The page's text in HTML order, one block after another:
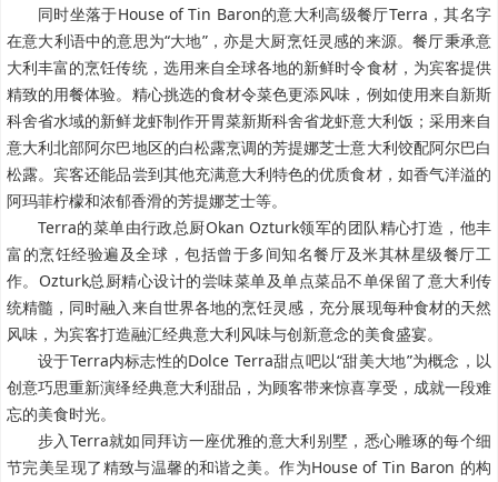
同时坐落于House of Tin Baron的意大利高级餐厅Terra，其名字
在意大利语中的意思为“大地”，亦是大厨烹饪灵感的来源。餐厅秉承意
大利丰富的烹饪传统，选用来自全球各地的新鲜时令食材，为宾客提供
精致的用餐体验。精心挑选的食材令菜色更添风味，例如使用来自新斯
科舍省水域的新鲜龙虾制作开胃菜新斯科舍省龙虾意大利饭；采用来自
意大利北部阿尔巴地区的白松露烹调的芳提娜芝士意大利饺配阿尔巴白
松露。宾客还能品尝到其他充满意大利特色的优质食材，如香气洋溢的
阿玛菲柠檬和浓郁香滑的芳提娜芝士等。
Terra的菜单由行政总厨Okan Ozturk领军的团队精心打造，他丰
富的烹饪经验遍及全球，包括曾于多间知名餐厅及米其林星级餐厅工
作。Ozturk总厨精心设计的尝味菜单及单点菜品不单保留了意大利传
统精髓，同时融入来自世界各地的烹饪灵感，充分展现每种食材的天然
风味，为宾客打造融汇经典意大利风味与创新意念的美食盛宴。
设于Terra内标志性的Dolce Terra甜点吧以“甜美大地”为概念，以
创意巧思重新演绎经典意大利甜品，为顾客带来惊喜享受，成就一段难
忘的美食时光。
步入Terra就如同拜访一座优雅的意大利别墅，悉心雕琢的每个细
节完美呈现了精致与温馨的和谐之美。作为House of Tin Baron 的构